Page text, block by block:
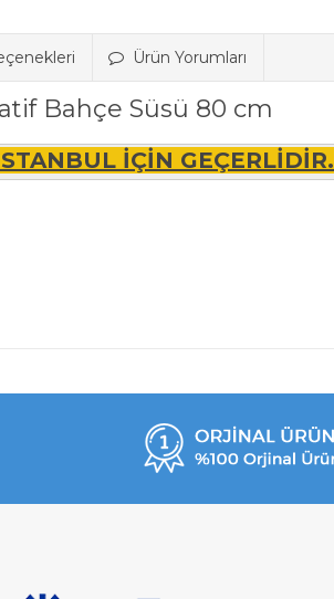
Ürün Yorumları
Bahçe Süsü 80 cm
İÇİN GEÇERLİDİR.